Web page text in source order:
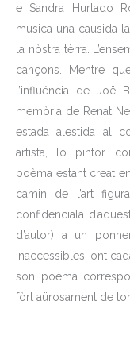
e Sandra Hurtado
musica una causida
la nòstra tèrra.
cançons. Mentre
l’influéncia de Joë
memòria de Renat
estada alestida al
artista, lo pintor
poèma estant creat
camin de l’art
confidenciala
d’autor) a un
inaccessibles, ont
son poèma
fòrt aürosament de